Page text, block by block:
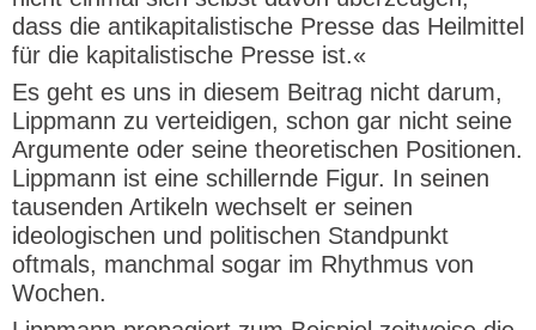
dass die antikapitalistische Presse das Heilmittel
für die kapitalistische Presse ist.«
Es geht es uns in diesem Beitrag nicht darum,
Lippmann zu verteidigen, schon gar nicht seine
Argumente oder seine theoretischen Positionen.
Lippmann ist eine schillernde Figur. In seinen
tausenden Artikeln wechselt er seinen
ideologischen und politischen Standpunkt
oftmals, manchmal sogar im Rhythmus von
Wochen.